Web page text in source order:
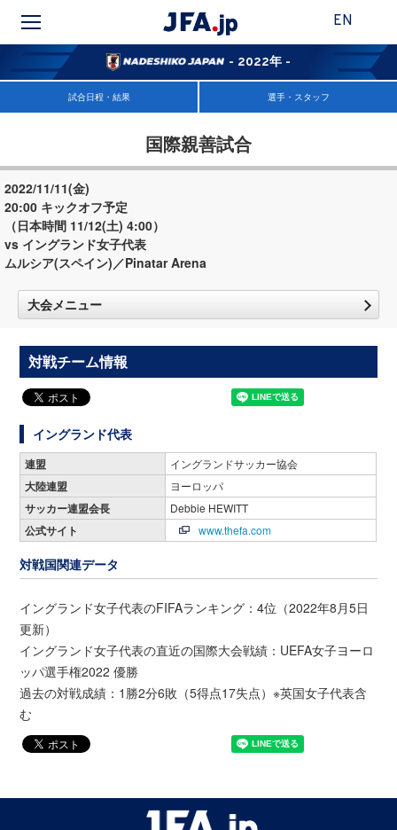
EN
- 2022年 -
試合日程・結果 選手・スタッフ
国際親善試合
2022/11/11(金)
20:00 キックオフ予定
（日本時間 11/12(土) 4:00）
vs イングランド女子代表
ムルシア(スペイン)／Pinatar Arena
大会メニュー
対戦チーム情報
イングランド代表
連盟 イングランドサッカー協会
大陸連盟 ヨーロッパ
サッカー連盟会長 Debbie HEWITT
公式サイト www.thefa.com
対戦国関連データ
イングランド女子代表のFIFAランキング：4位（2022年8月5日
更新）
イングランド女子代表の直近の国際大会戦績：UEFA女子ヨーロ
ッパ選手権2022 優勝
過去の対戦成績：1勝2分6敗（5得点17失点）※英国女子代表含
む